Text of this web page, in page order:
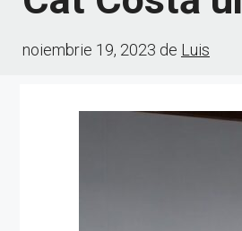
noiembrie 19, 2023 de Luis